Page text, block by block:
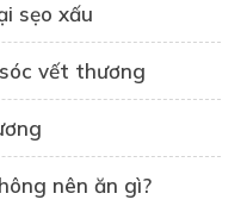
sẹo xấu
vết thương
nên ăn gì?